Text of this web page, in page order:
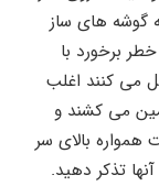
گوشه های ساز
برخورد با
می کنند اغلب
می کشند و
بالای سر
تذکر دهید.